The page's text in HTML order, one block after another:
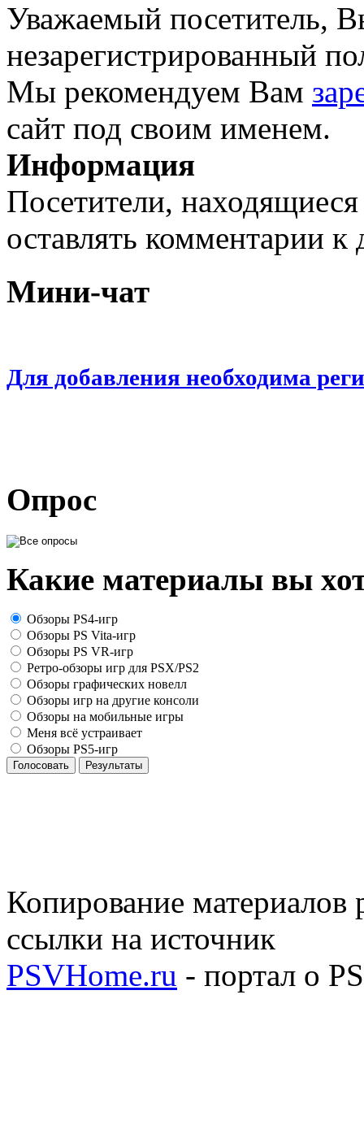
Уважаемый посетитель,
незарегистрированный
Мы рекомендуем Вам
сайт под своим именем.
Информация
Посетители,
оставлять комментарии
Мини-чат
Для добавления необходима
Опрос
Какие материалы вы
Обзоры PS4-игр
Обзоры PS Vita-игр
Обзоры PS VR-игр
Ретро-обзоры игр для PSX/PS2
Обзоры графических новелл
Обзоры игр на другие консоли
Обзоры на мобильные игры
Меня всё устраивает
Обзоры PS5-игр
Голосовать Результаты
Копирование материалов
ссылки на источник
PSVHome.ru - портал о